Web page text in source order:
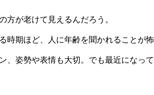
方が老けて見えるんだろう。
時期ほど、人に年齢を聞かれることが
、姿勢や表情も大切。でも最近になっ